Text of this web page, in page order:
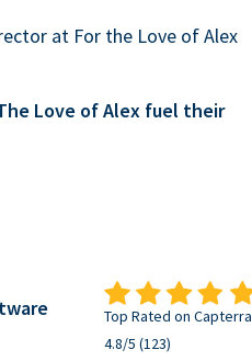
at For the Love of Alex
Love of Alex fuel their
Top Rated on Capterra
4.8/5 (123)